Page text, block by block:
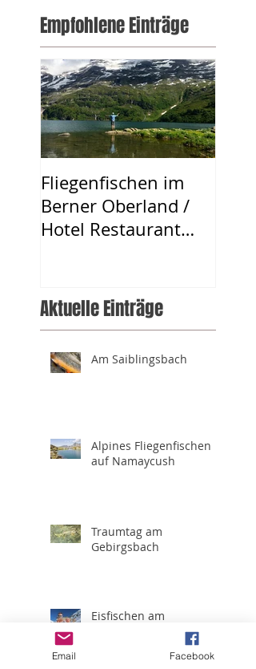
Empfohlene Einträge
Fliegenfischen im
Berner Oberland /
Hotel Restaurant
Aktuelle Einträge
Am Saiblingsbach
Alpines Fliegenfischen
auf Namaycush
Traumtag am
Gebirgsbach
Eisfischen am
Email Facebook